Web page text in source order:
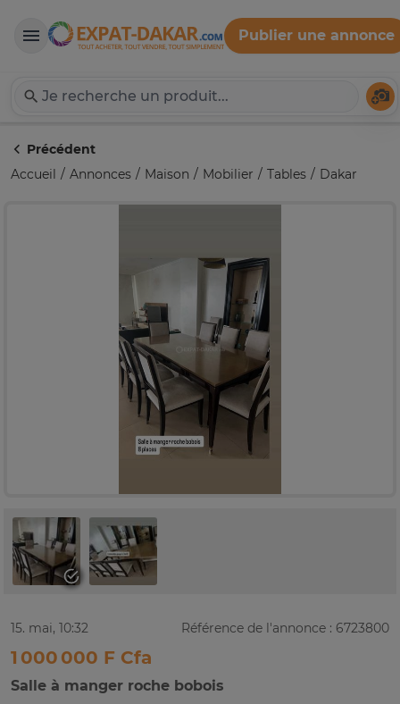
Expat-Dakar
Publier une annonce
Précédent
Accueil
Annonces Maison Mobilier Tables Dakar
15. mai, 10:32 Référence de l'annonce : 6723800
1 000 000 F Cfa
Salle à manger roche bobois